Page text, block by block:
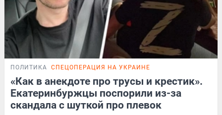
ПОЛИТИКА СПЕЦОПЕРАЦИЯ НА УКРАИНЕ
«Как в анекдоте про трусы и крестик».
Екатеринбуржцы поспорили из-за
скандала с шуткой про плевок